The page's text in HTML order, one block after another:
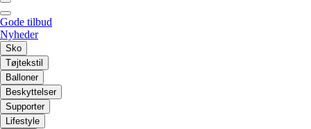
Gode tilbud
Nyheder
Sko
Tøjtekstil
Balloner
Beskyttelser
Supporter
Lifestyle